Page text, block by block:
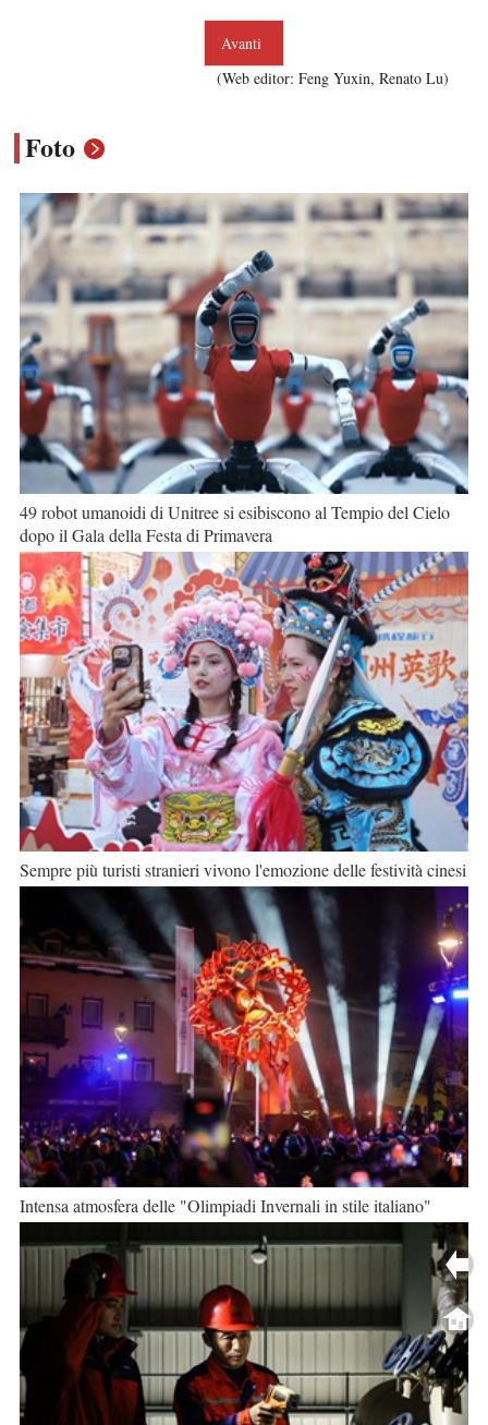
Avanti
(Web editor: Feng Yuxin, Renato Lu)
Foto
49 robot umanoidi di Unitree si esibiscono al Tempio del Cielo
dopo il Gala della Festa di Primavera
Sempre più turisti stranieri vivono l'emozione delle festività cinesi
Intensa atmosfera delle "Olimpiadi Invernali in stile italiano"